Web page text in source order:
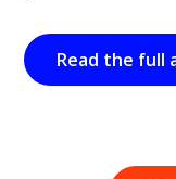
Read the full